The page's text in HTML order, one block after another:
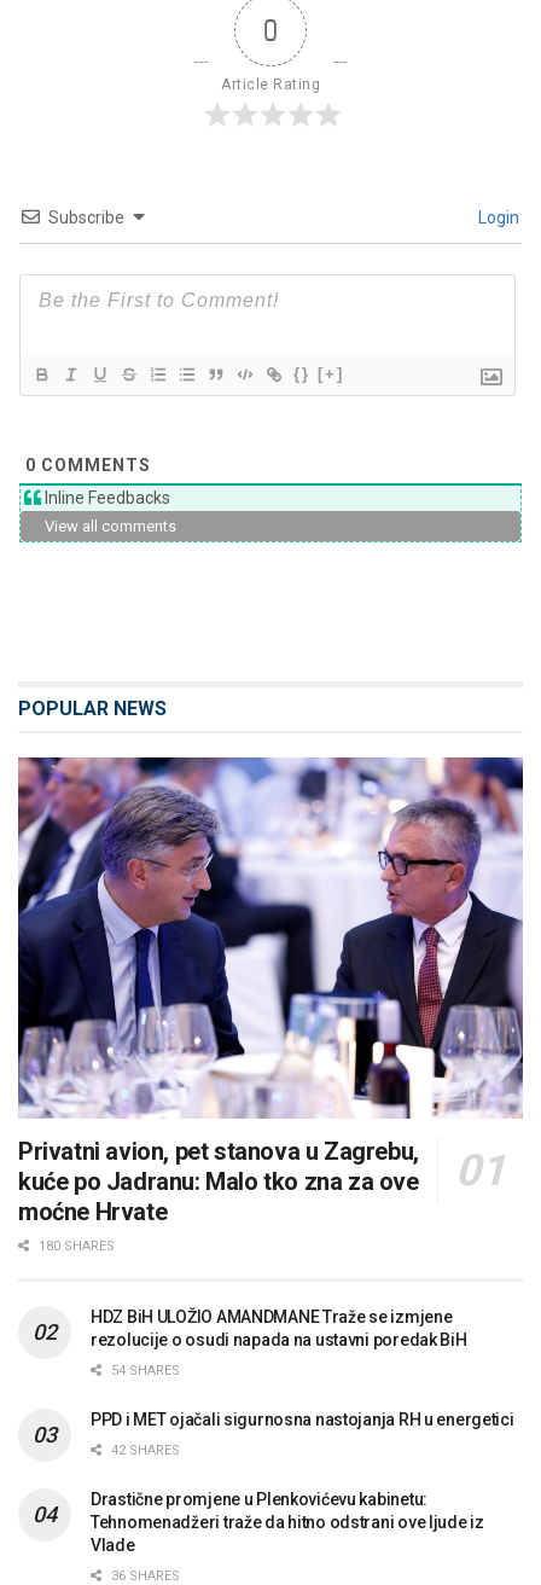
0
Article Rating
Subscribe Login
{} [+]
0 COMMENTS
Inline Feedbacks
View all comments
POPULAR NEWS
Privatni avion, pet stanova u Zagrebu,
kuće po Jadranu: Malo tko zna za ove
moćne Hrvate
180 SHARES
HDZ BiH ULOŽIO AMANDMANE Traže se izmjene
rezolucije o osudi napada na ustavni poredak BiH
54 SHARES
PPD i MET ojačali sigurnosna nastojanja RH u energetici
42 SHARES
Drastične promjene u Plenkovićevu kabinetu:
Tehnomenadžeri traže da hitno odstrani ove ljude iz
Vlade
36 SHARES